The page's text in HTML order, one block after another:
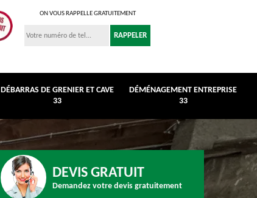
ON VOUS RAPPELLE GRATUITEMENT
DÉBARRAS DE GRENIER ET CAVE
33
DÉMÉNAGEMENT ENTREPRISE
33
DEVIS GRATUIT
Demandez votre devis gratuitement